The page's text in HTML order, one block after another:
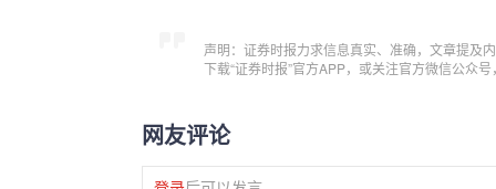
声明：证券时报力求信息真实、准确，文章提及
下载“证券时报”官方APP，或关注官方微信公众
网友评论